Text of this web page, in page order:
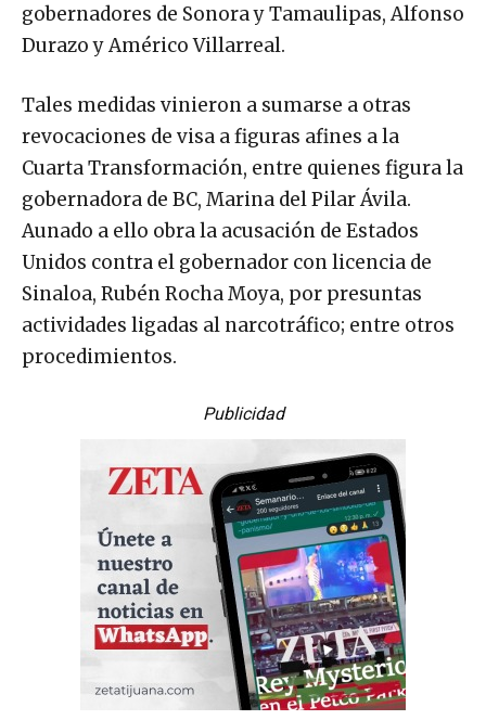
gobernadores de Sonora y Tamaulipas, Alfonso
Durazo y Américo Villarreal.
Tales medidas vinieron a sumarse a otras
revocaciones de visa a figuras afines a la
Cuarta Transformación, entre quienes figura la
gobernadora de BC, Marina del Pilar Ávila.
Aunado a ello obra la acusación de Estados
Unidos contra el gobernador con licencia de
Sinaloa, Rubén Rocha Moya, por presuntas
actividades ligadas al narcotráfico; entre otros
procedimientos.
Publicidad